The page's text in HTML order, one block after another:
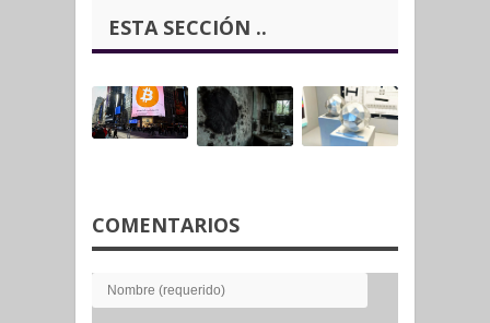
ESTA SECCIÓN ..
COMENTARIOS